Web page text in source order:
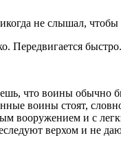
не слышал, чтобы
что воины
воины стоят,
вооружением и с
верхом и не